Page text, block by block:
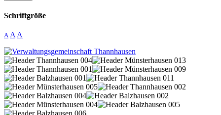
Schriftgröße
A A A